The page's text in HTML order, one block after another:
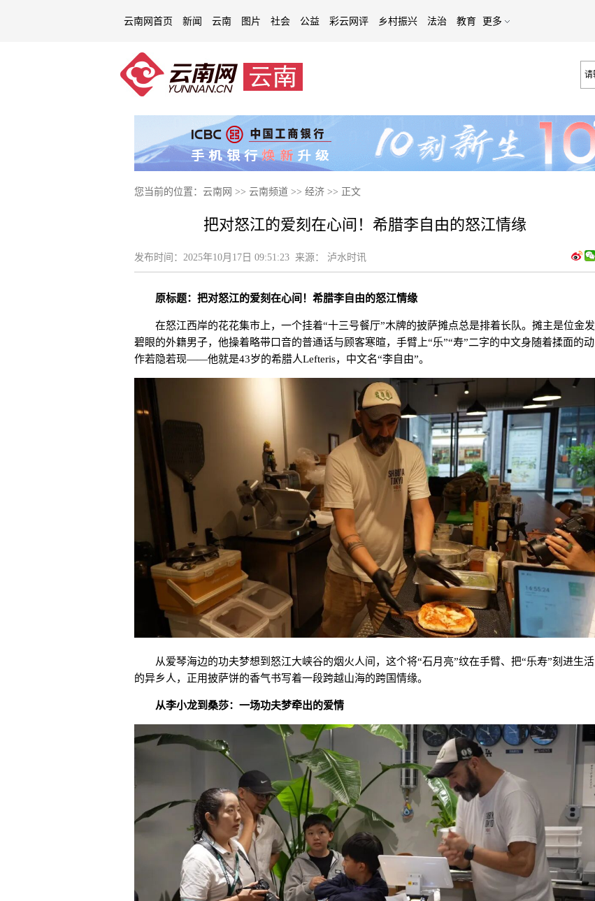
云南网首页 新闻 云南 图片 社会 公益 彩云网评 乡村振兴 法治 教育 更多
您当前的位置： 云南网 >> 云南频道 >> 经济 >> 正文
把对怒江的爱刻在心间！希腊李自由的怒江情缘
发布时间： 2025年10月17日 09:51:23 来源： 泸水时讯
原标题：把对怒江的爱刻在心间！希腊李自由的怒江情缘
在怒江西岸的花花集市上，一个挂着“十三号餐厅”木牌的披萨摊点总是排着长队。摊主是位金发
碧眼的外籍男子，他操着略带口音的普通话与顾客寒暄，手臂上“乐”“寿”二字的中文身随着揉面的动
作若隐若现——他就是43岁的希腊人Lefteris，中文名“李自由”。
从爱琴海边的功夫梦想到 怒江大峡谷的烟火人间，这个将“石月亮”纹在手臂、把“乐寿”刻进生活
的异乡人，正用披萨饼的香气书写着一段跨越山海的跨国情缘。
从李小龙到桑莎：一场功夫梦牵出的爱情